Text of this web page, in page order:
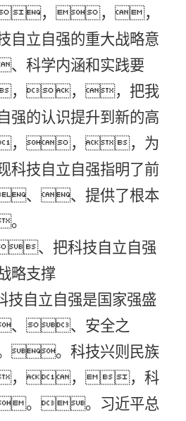
，，，
自立自强的重大战略意
学内涵和实践要
，，把我
强的认识提升到新的高
，，为
科技自立自强指明了前
、、提供了根本
、把科技自立自强
略支撑
技自立自强是国家强盛
、安全之
。科技兴则民族
，，科
。。习近平总